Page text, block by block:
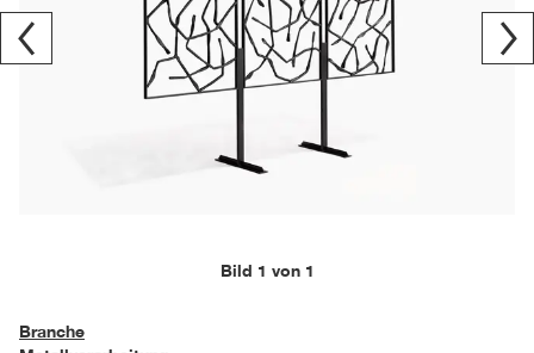
Bild 1 von 1
Branche